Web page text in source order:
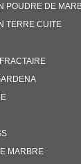
POUDRE DE
TERRE CUITE
MARBRE